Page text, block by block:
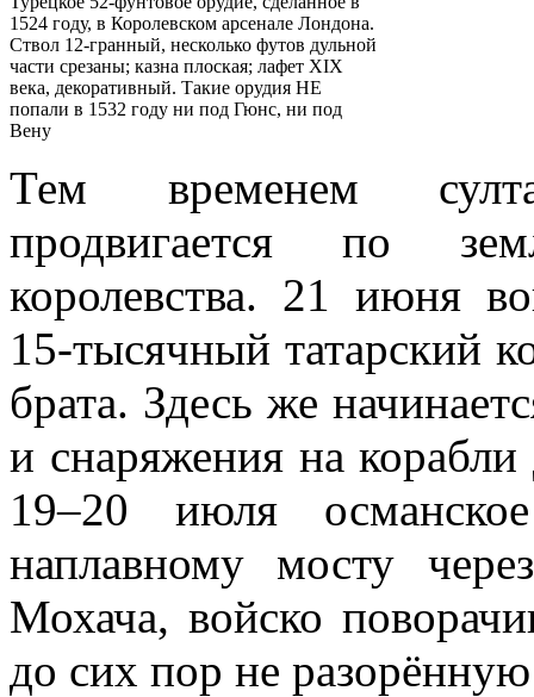
1524 году, в Королевском арсенале Лондона.
Ствол 12-гранный, несколько футов дульной
части срезаны; казна плоская; лафет XIX
века, декоративный. Такие орудия НЕ
попали в 1532 году ни под Гюнс, ни под
Вену
Тем временем
продвигается по
королевства. 21 июня
15‑тысячный татарский
брата. Здесь же
и снаряжения на
19–20 июля
наплавному мосту
Мохача, войско
до сих пор не